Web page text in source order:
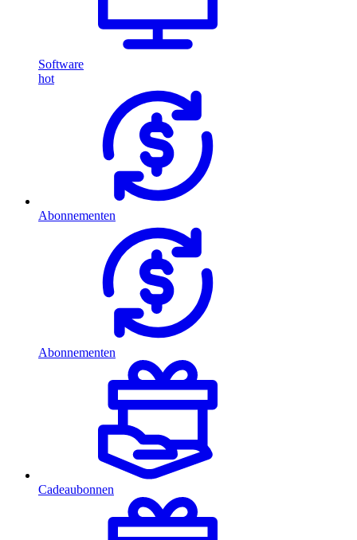
Software
hot
Abonnementen
Abonnementen
Cadeaubonnen